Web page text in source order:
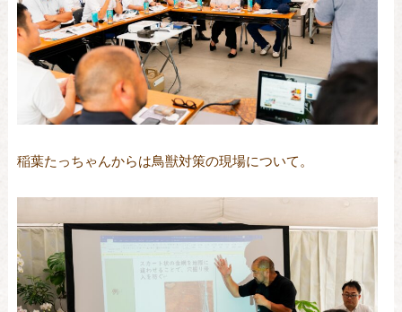
稲葉たっちゃんからは鳥獣対策の現場について。